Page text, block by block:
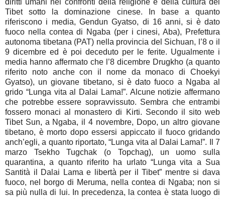
Tibet sotto la dominazione cinese. In base a quanto
riferiscono i media, Gendun Gyatso, di 16 anni, si è dato
fuoco nella contea di Ngaba (per i cinesi, Aba), Prefettura
autonoma tibetana (PAT) nella provincia del Sichuan, l’8 o il
9 dicembre ed è poi deceduto per le ferite. Ugualmente i
media hanno affermato che l’8 dicembre Drugkho (a quanto
riferito noto anche con il nome da monaco di Choekyi
Gyatso), un giovane tibetano, si è dato fuoco a Ngaba al
grido “Lunga vita al Dalai Lama!”. Alcune notizie affermano
che potrebbe essere sopravvissuto. Sembra che entrambi
fossero monaci al monastero di Kirti. Secondo il sito web
Tibet Sun, a Ngaba, il 4 novembre, Dopo, un altro giovane
tibetano, è morto dopo essersi appiccato il fuoco gridando
anch’egli, a quanto riportato, “Lunga vita al Dalai Lama!”. Il 7
marzo Tsekho Tugchak (o Topchag), un uomo sulla
quarantina, a quanto riferito ha urlato “Lunga vita a Sua
Santità il Dalai Lama e libertà per il Tibet” mentre si dava
fuoco, nel borgo di Meruma, nella contea di Ngaba; non si
sa più nulla di lui. In precedenza, la contea è stata luogo di